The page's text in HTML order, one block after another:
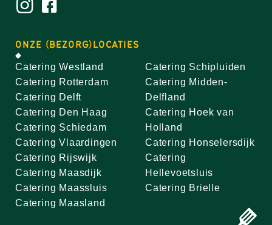
ONZE (BEZORG)LOCATIES
Catering Westland
Catering Rotterdam
Catering Delft
Catering Den Haag
Catering Schiedam
Catering Vlaardingen
Catering Rijswijk
Catering Maasdijk
Catering Maassluis
Catering Maasland
Catering Schipluiden
Catering Midden-
Delfland
Catering Hoek van
Holland
Catering Honselersdijk
Catering
Hellevoetsluis
Catering Brielle